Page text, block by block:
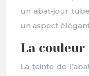
un abat-jour
un aspect
La couleur
La teinte de